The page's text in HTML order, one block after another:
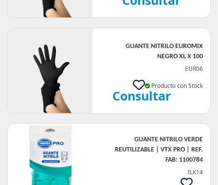
GUANTE NITRILO EUROMIX
NEGRO XL X 100
EUR06
Producto con Stock
Consultar
GUANTE NITRILO VERDE
REUTILIZABLE | VTX PRO | REF.
FAB: 1100784
ILK14